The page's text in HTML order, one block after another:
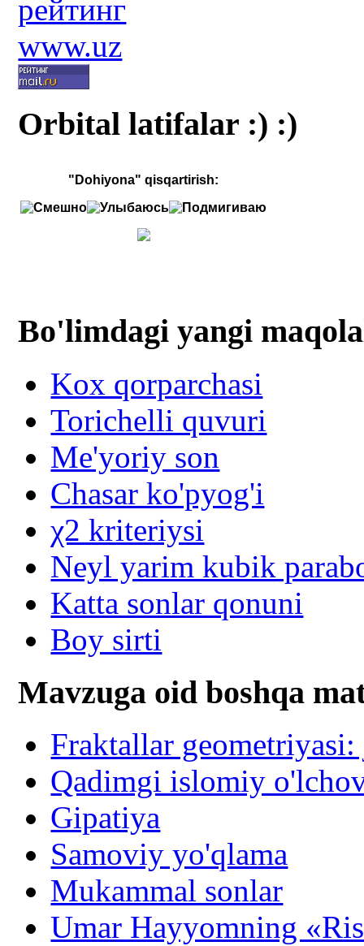
Orbital latifalar :) :)
"Dohiyona" qisqartirish:
Bo'limdagi yangi
Kox qorparchasi
Torichelli quvuri
Me'yoriy son
Chasar ko'pyog'i
χ2 kriteriysi
Neyl yarim kubik
Katta sonlar qonuni
Boy sirti
Mavzuga oid boshqa
Fraktallar
Qadimgi islomiy
Gipatiya
Samoviy yo'qlama
Mukammal sonlar
Umar Hayyomning